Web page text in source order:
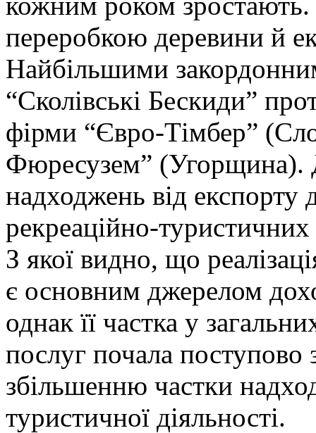
переробкою деревини й
Найбільшими
“Сколівські Бескиди”
фірми “Євро-Тімбер”
Фюресузем” (Угорщина).
надходжень від експорту
рекреаційно-туристичних
З якої видно, що
є основним джерелом
однак її частка у
послуг почала поступово
збільшенню частки
туристичної діяльності.